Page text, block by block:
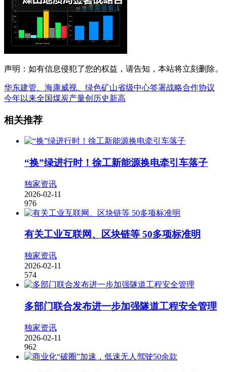
声明：如有信息侵犯了您的权益，请告知，本站将立刻删除。
华东建管、海康威视、绿色矿山省级中心签署战略合作协议
今年以来全国煤炭产量创历史新高
相关推荐
“换”绿进行时！徐工新能源换电牵引车落子
独家资讯
2026-02-11
976
有关工业互联网、区块链等 50多项标准明
独家资讯
2026-02-11
574
多部门联合发布进一步加强隧道工程安全管理
独家资讯
2026-02-11
962